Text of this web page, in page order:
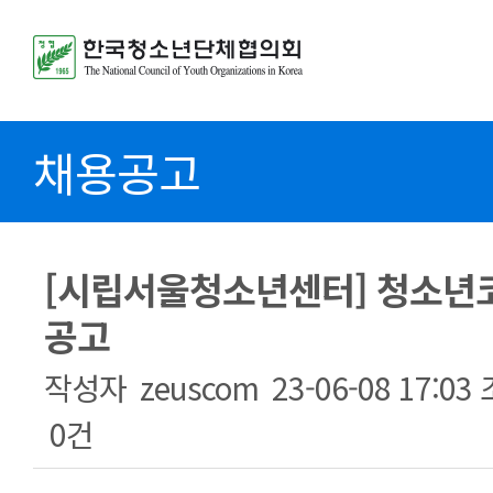
채용공고
[시립서울청소년센터] 청소년
공고
작성자 zeuscom 23-06-08 17:03
0건